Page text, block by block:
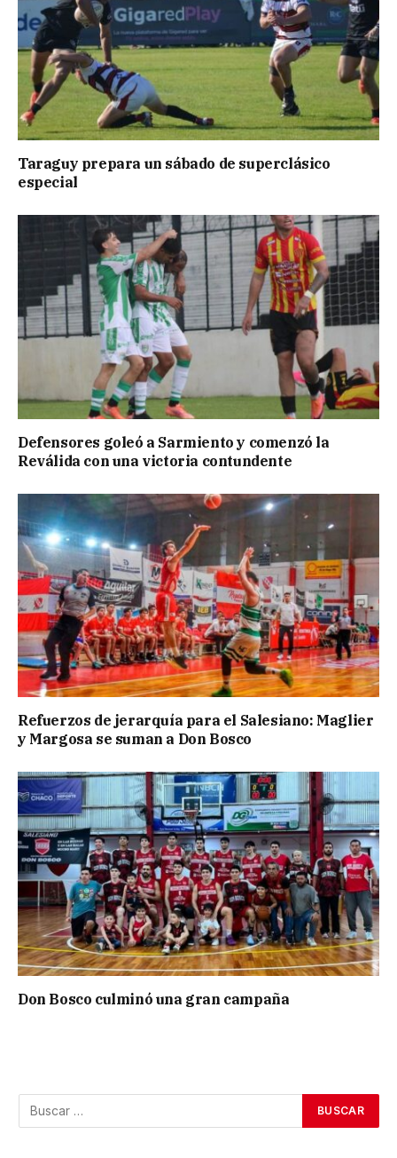
Taraguy prepara un sábado de superclásico
especial
Defensores goleó a Sarmiento y comenzó la
Reválida con una victoria contundente
Refuerzos de jerarquía para el Salesiano: Maglier
y Margosa se suman a Don Bosco
Don Bosco culminó una gran campaña